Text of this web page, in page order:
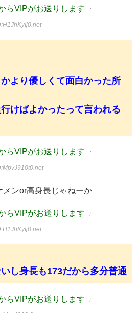
らVIPがお送りします ：
より優しくて面白かった所
けばよかったって言われる
らVIPがお送りします ：
メンor高身長じゃねーか
らVIPがお送りします ：
し身長も173だから多分普通
らVIPがお送りします ：